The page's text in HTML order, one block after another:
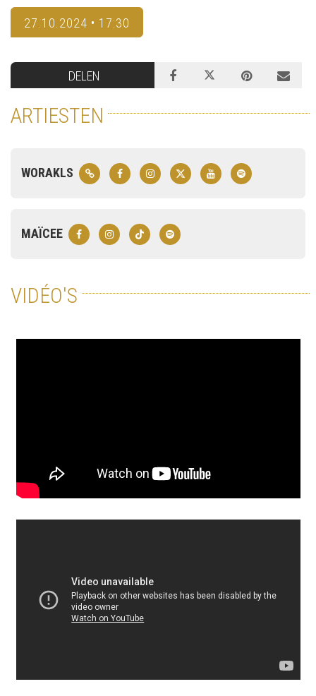
27.10.2024 • 17:30
DELEN
ARTIESTEN
WORAKLS
MAÏCEE
VIDÉO'S